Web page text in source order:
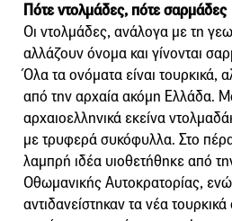
Πότε ντολμάδες, πότε σαρμάδες
Οι ντολμάδες, ανάλογα με τη
αλλάζουν όνομα και γίνονται
Όλα τα ονόματα είναι τουρκικά,
από την αρχαία ακόμη Ελλάδα.
αρχαιοελληνικά εκείνα
με τρυφερά συκόφυλλα. Στο
λαμπρή ιδέα υιοθετήθηκε από
Οθωμανικής Αυτοκρατορίας,
αντιδανείστηκαν τα νέα